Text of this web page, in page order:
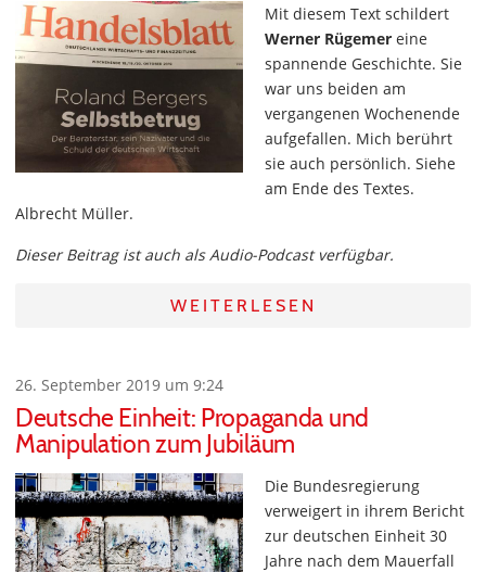
Mit diesem Text schildert
Werner Rügemer eine
spannende Geschichte. Sie
war uns beiden am
vergangenen Wochenende
aufgefallen. Mich berührt
sie auch persönlich. Siehe
am Ende des Textes.
Albrecht Müller.
Dieser Beitrag ist auch als Audio-Podcast verfügbar.
WEITERLESEN
26. September 2019 um 9:24
Deutsche Einheit: Propaganda und
Manipulation zum Jubiläum
Die Bundesregierung
verweigert in ihrem Bericht
zur deutschen Einheit 30
Jahre nach dem Mauerfall